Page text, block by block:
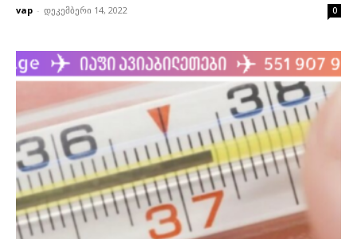
vap - დეკემბერი 14, 2022 0